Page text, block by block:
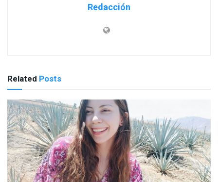
Redacción
Related Posts